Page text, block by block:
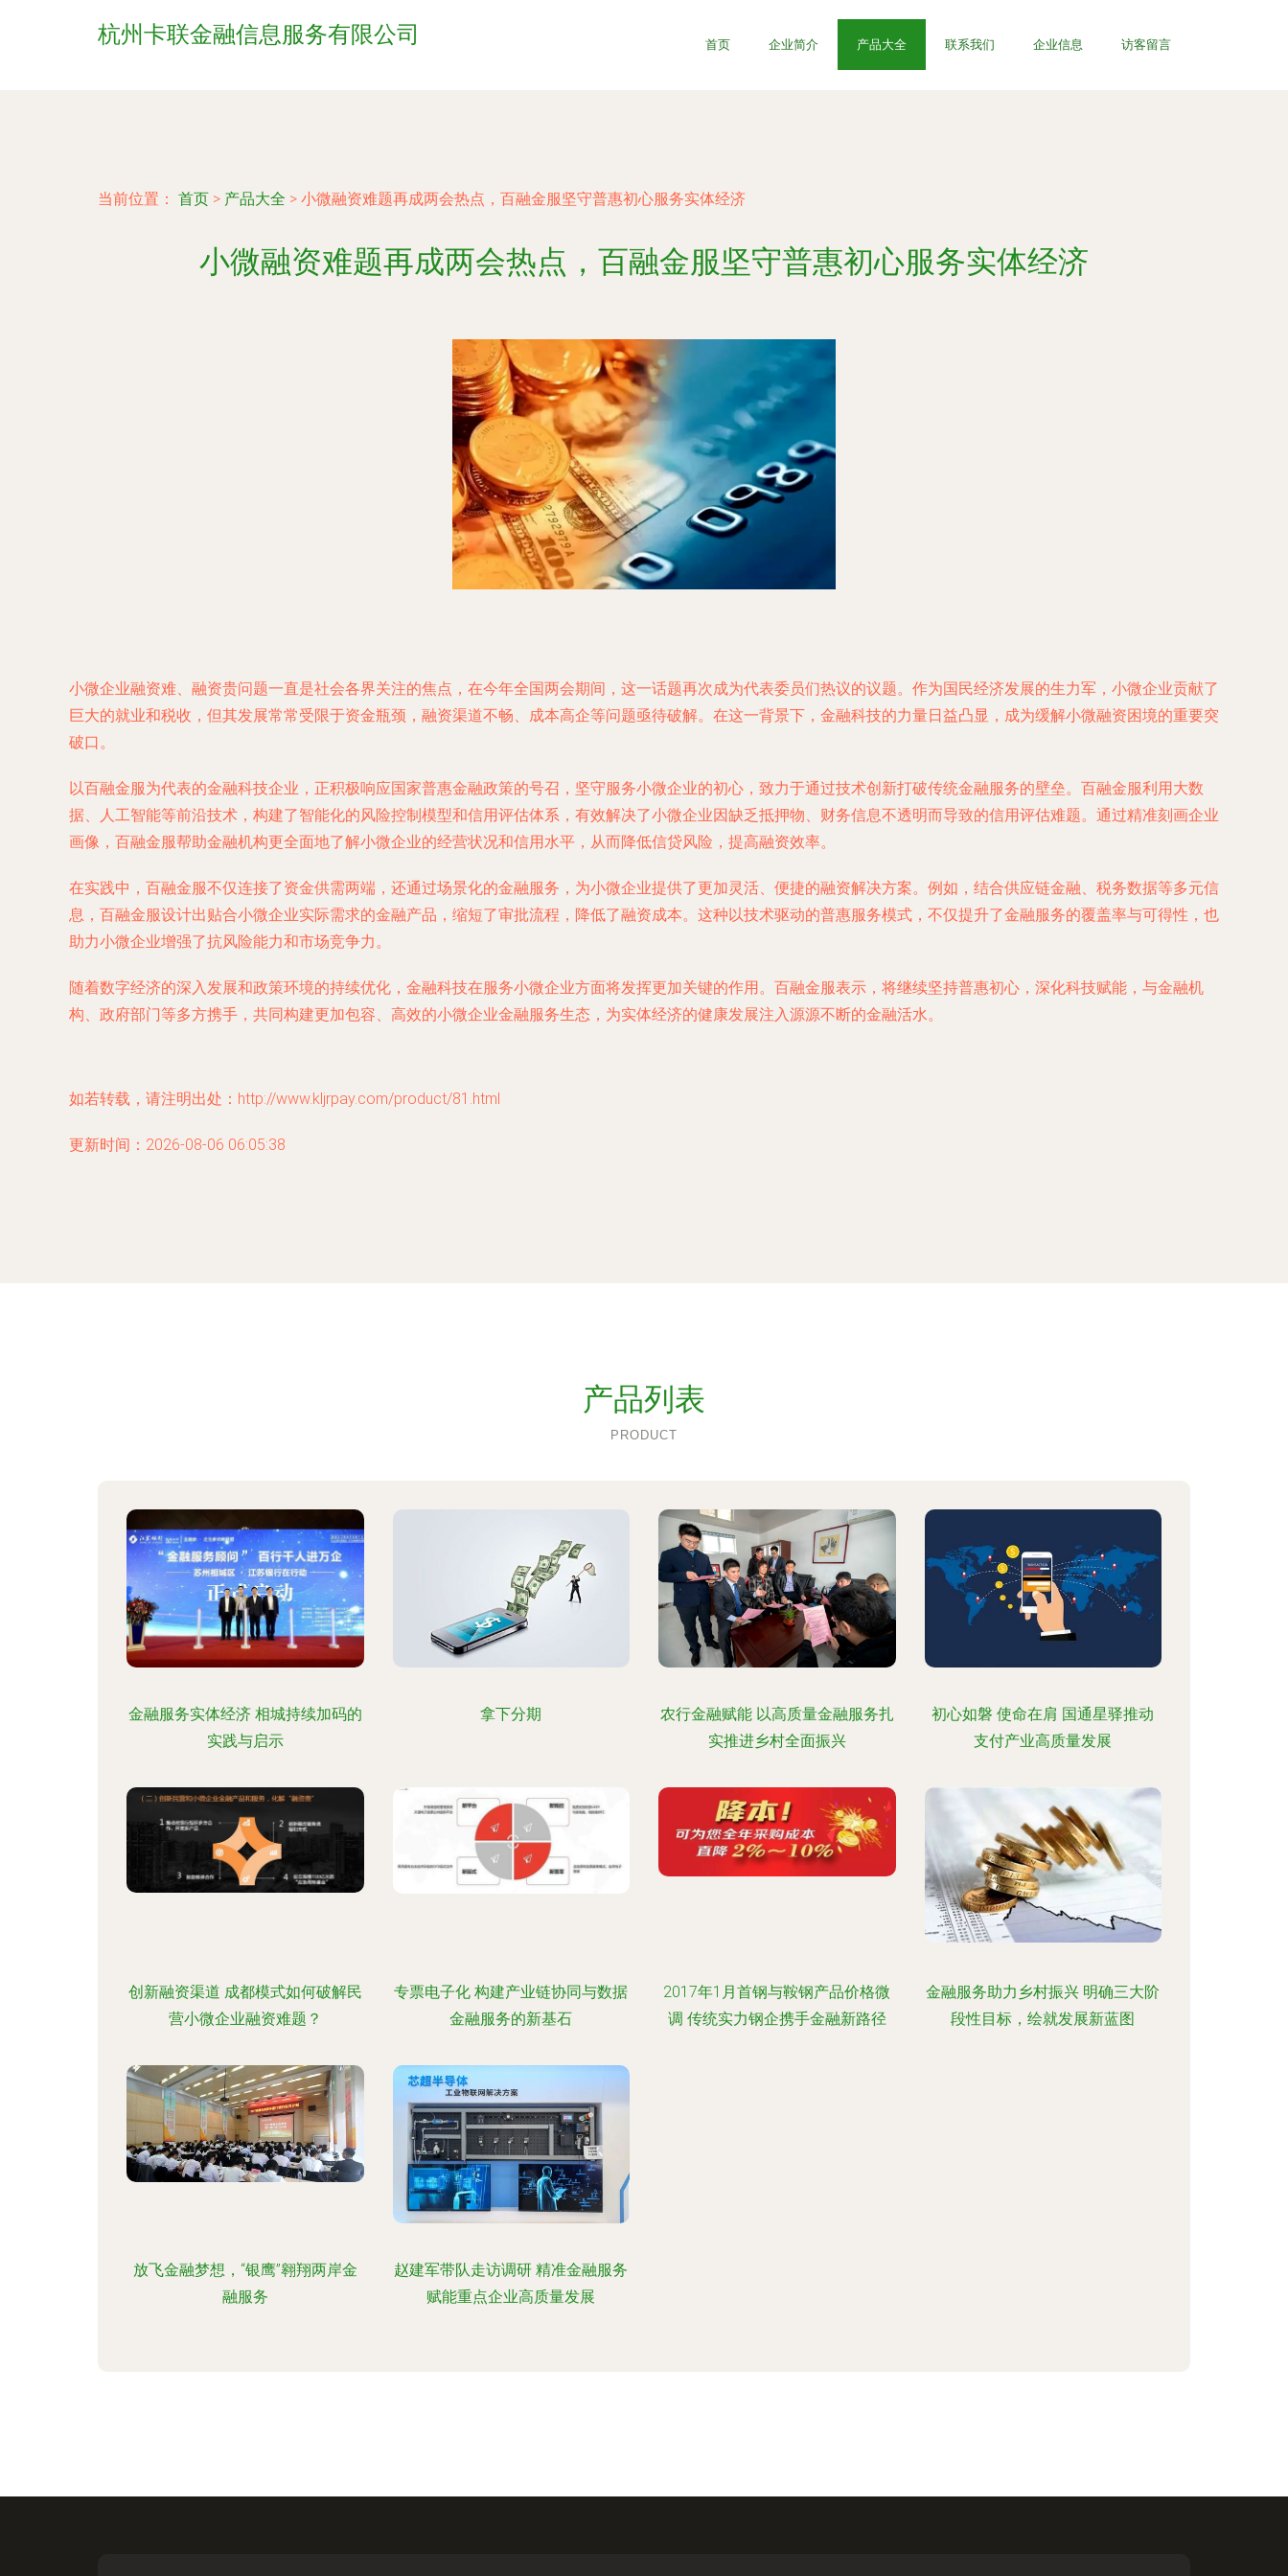
杭州卡联金融信息服务有限公司 首页 企业简介 产品大全 联系我们 企业信息 访客留言
当前位置： 首页 > 产品大全 > 小微融资难题再成两会热点，百融金服坚守普惠初心服务实体经济
小微融资难题再成两会热点，百融金服坚守普惠初心服务实体经济
小微企业融资难、融资贵问题一直是社会各界关注的焦点，在今年全国两会期间，这一话题再次成为代表委员们热议的议题。作为国民经济发展的生力军，小微企业贡献了
巨大的就业和税收，但其发展常常受限于资金瓶颈，融资渠道不畅、成本高企等问题亟待破解。在这一背景下，金融科技的力量日益凸显，成为缓解小微融资困境的重要突
破口。
以百融金服为代表的金融科技企业，正积极响应国家普惠金融政策的号召，坚守服务小微企业的初心，致力于通过技术创新打破传统金融服务的壁垒。百融金服利用大数
据、人工智能等前沿技术，构建了智能化的风险控制模型和信用评估体系，有效解决了小微企业因缺乏抵押物、财务信息不透明而导致的信用评估难题。通过精准刻画企业
画像，百融金服帮助金融机构更全面地了解小微企业的经营状况和信用水平，从而降低信贷风险，提高融资效率。
在实践中，百融金服不仅连接了资金供需两端，还通过场景化的金融服务，为小微企业提供了更加灵活、便捷的融资解决方案。例如，结合供应链金融、税务数据等多元信
息，百融金服设计出贴合小微企业实际需求的金融产品，缩短了审批流程，降低了融资成本。这种以技术驱动的普惠服务模式，不仅提升了金融服务的覆盖率与可得性，也
助力小微企业增强了抗风险能力和市场竞争力。
随着数字经济的深入发展和政策环境的持续优化，金融科技在服务小微企业方面将发挥更加关键的作用。百融金服表示，将继续坚持普惠初心，深化科技赋能，与金融机
构、政府部门等多方携手，共同构建更加包容、高效的小微企业金融服务生态，为实体经济的健康发展注入源源不断的金融活水。
如若转载，请注明出处：http://www.kljrpay.com/product/81.html
更新时间：2026-08-06 06:05:38
产品列表
PRODUCT
金融服务实体经济 相城持续加码的
实践与启示
拿下分期
农行金融赋能 以高质量金融服务扎
实推进乡村全面振兴
初心如磐 使命在肩 国通星驿推动
支付产业高质量发展
创新融资渠道 成都模式如何破解民
营小微企业融资难题？
专票电子化 构建产业链协同与数据
金融服务的新基石
2017年1月首钢与鞍钢产品价格微
调 传统实力钢企携手金融新路径
金融服务助力乡村振兴 明确三大阶
段性目标，绘就发展新蓝图
放飞金融梦想，“银鹰”翱翔两岸金
融服务
赵建军带队走访调研 精准金融服务
赋能重点企业高质量发展